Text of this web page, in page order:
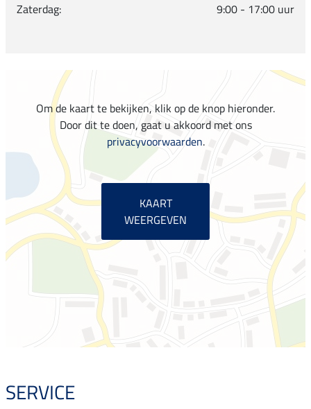
Zaterdag:
9:00 - 17:00 uur
Om de kaart te bekijken, klik op de knop hieronder.
Door dit te doen, gaat u akkoord met ons
privacyvoorwaarden.
KAART
WEERGEVEN
SERVICE